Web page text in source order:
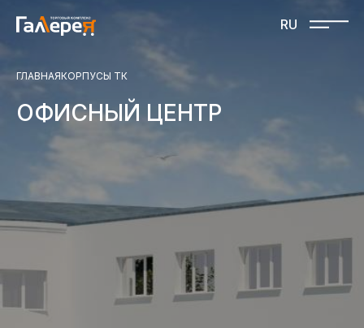
RU
RU Russian
События
Схема ТК
О нас
Контакты
Рекламодателям
ГЛАВНАЯКОРПУСЫ ТК
ОФИСНЫЙ ЦЕНТР